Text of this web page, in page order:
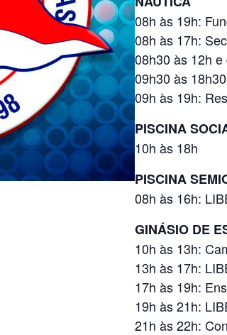
08h às 19h:
08h às 17h:
08h30 às 12h
09h30 às
09h às 19h:
PISCINA
10h às 18h
PISCINA
08h às 16h:
GINÁSIO DE
10h às 13h:
13h às 17h:
17h às 19h:
19h às 21h:
21h às 22h: